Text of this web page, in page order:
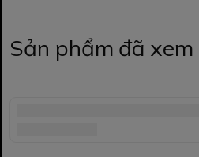
Sản phẩm đã xem